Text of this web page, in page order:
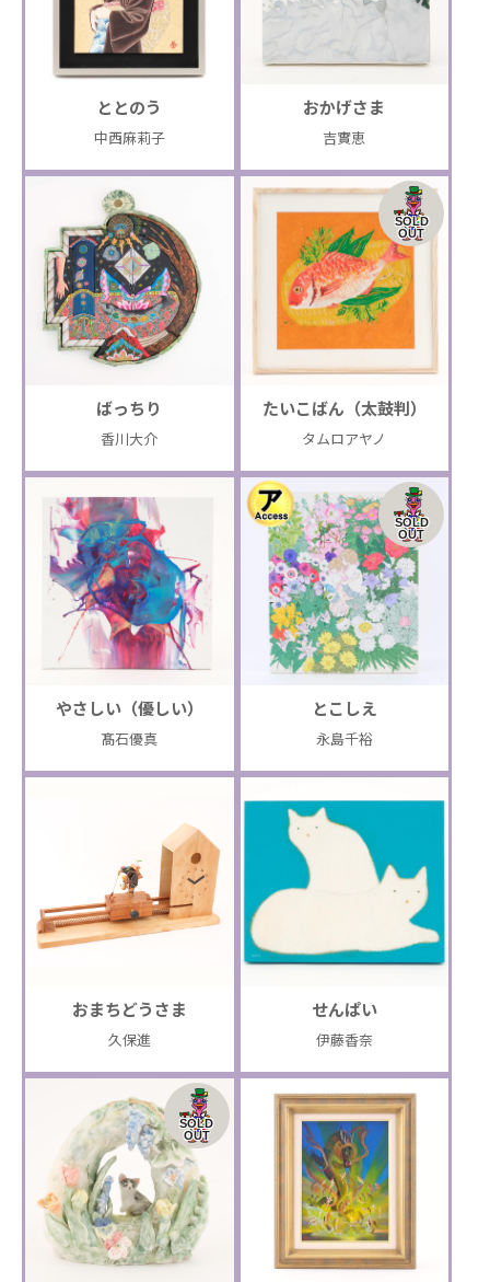
ととのう
中西麻莉子
おかげさま
吉實恵
ばっちり
香川大介
SOLD
OUT
たいこばん（太鼓判）
タムロアヤノ
やさしい（優しい）
髙石優真
SOLD
OUT
とこしえ
永島千裕
おまちどうさま
久保進
せんぱい
伊藤香奈
SOLD
OUT